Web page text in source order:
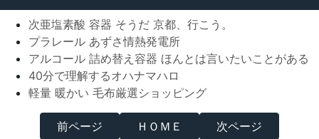
次亜塩素酸 容器 そうだ 京都、行こう。
プラレール あずさ情熱発電所
アルコール 詰め替え容器 ほんとは言いたいことがある
40分で理解するオハナマハロ
軽量 暖かい 毛布厳選ショッピング
前ページ ＨＯＭＥ 次ページ